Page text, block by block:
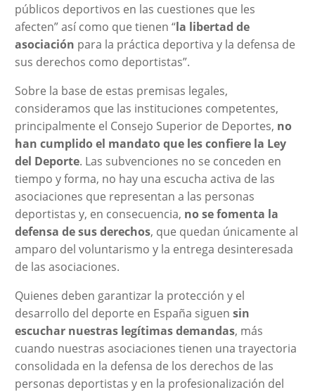
públicos deportivos en las cuestiones que les
afecten” así como que tienen “la libertad de
asociación para la práctica deportiva y la defensa de
sus derechos como deportistas”.
Sobre la base de estas premisas legales,
consideramos que las instituciones competentes,
principalmente el Consejo Superior de Deportes, no
han cumplido el mandato que les confiere la Ley
del Deporte. Las subvenciones no se conceden en
tiempo y forma, no hay una escucha activa de las
asociaciones que representan a las personas
deportistas y, en consecuencia, no se fomenta la
defensa de sus derechos, que quedan únicamente al
amparo del voluntarismo y la entrega desinteresada
de las asociaciones.
Quienes deben garantizar la protección y el
desarrollo del deporte en España siguen sin
escuchar nuestras legítimas demandas, más
cuando nuestras asociaciones tienen una trayectoria
consolidada en la defensa de los derechos de las
personas deportistas y en la profesionalización del